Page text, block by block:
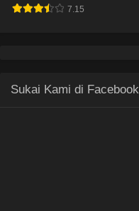
Nikki 2 BD
7.15
Sukai Kami di Facebook